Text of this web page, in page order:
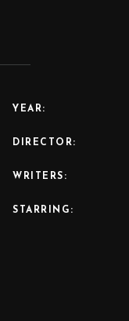
YEAR:
DIRECTOR:
WRITERS:
STARRING: